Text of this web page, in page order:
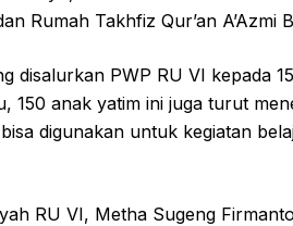
Rumah Takhfiz Qur’an A’Azmi
disalurkan PWP RU VI kepada
150 anak yatim ini juga turut
digunakan untuk kegiatan
RU VI, Metha Sugeng